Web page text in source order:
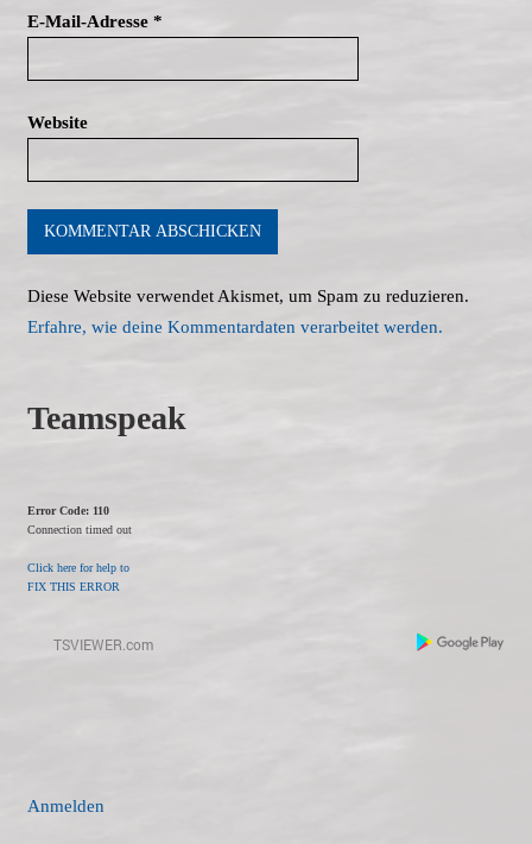
E-Mail-Adresse *
Website
Diese Website verwendet Akismet, um Spam zu reduzieren.
Erfahre, wie deine Kommentardaten verarbeitet werden.
Teamspeak
Error Code: 110
Connection timed out
Click here for help to
FIX THIS ERROR
Anmelden